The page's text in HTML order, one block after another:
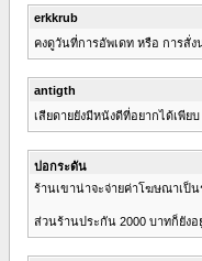
erkkrub
คงดูวันที่การอัพเดท หรือ การสั่
antigth
เสียดายยังมีหนังดีที่อยากได้เพียบ
ปอกระดัน
ร้านเขาน่าจะจ่ายค่าโฆษณาเป็
ส่วนร้านประกัน 2000 บาทก็ยัง